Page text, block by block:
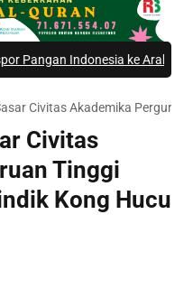
ke Arab Saudi|#5 -
Civitas Akademika
Civitas
Tinggi
Kong Hucu